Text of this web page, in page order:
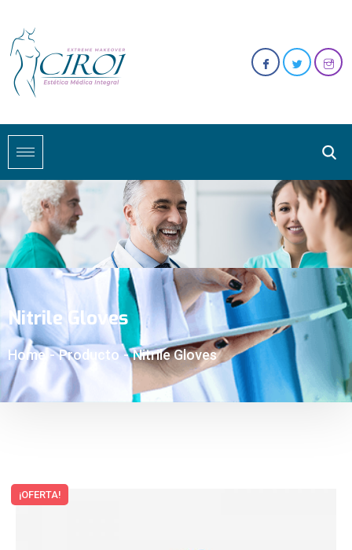
Nitrile Gloves
Home - Producto - Nitrile Gloves
¡OFERTA!